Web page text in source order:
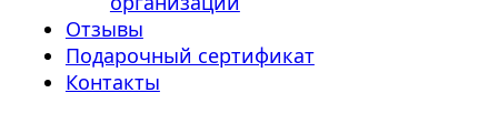
Отзывы
Подарочный сертификат
Контакты